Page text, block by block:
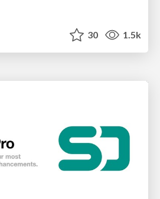
30 1.5k